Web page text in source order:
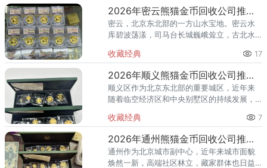
门品种，在怀柔的藏家圈子里一
2026年密云熊猫金币回收公司推荐 密云回收熊猫金币正规渠道
密云，北京东北部的一方山水宝地。密云水
库碧波荡漾，司马台长城巍峨耸立，古北水
的土地上，越来越多的人开始关注钱币收
藏，熊猫金币凭借其国家法定货币
收藏经典 17
2026年顺义熊猫金币回收公司推荐 顺义回收熊猫金币渠道
顺义区作为北京东北部的重要城区，近年来
随着临空经济区和中央别墅区的持续发展，
量也在稳步增长。然而，不少顺义藏家在考
虑出手熊猫金币时，总会遇到一
收藏经典 7
2026年通州熊猫金币回收公司推荐 通州出手熊猫金币藏家该选哪家？
通州作为北京城市副中心，近年来城市面貌
焕然一新，高端社区林立，藏家群体也日益